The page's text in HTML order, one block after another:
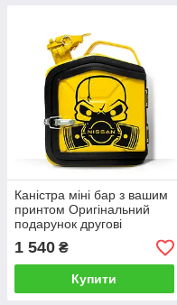
Каністра міні бар з вашим
принтом Оригінальний
подарунок другові
автолюбителю для гаража
1 540 ₴
Купити